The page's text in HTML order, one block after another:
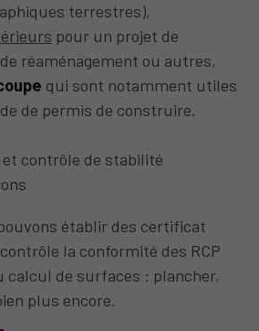
terrestres),
pour un projet de
réaménagement ou autres,
qui sont notamment utiles
de permis de construire.
contrôle de stabilité
établir des certificat
la conformité des RCP
calcul de surfaces : plancher,
plus encore.